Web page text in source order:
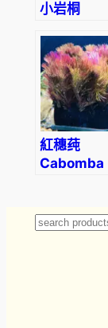
小岩桐
Edelweiss
(Sinningia
tubiflora)
紅穗莼
Cabomba
Search